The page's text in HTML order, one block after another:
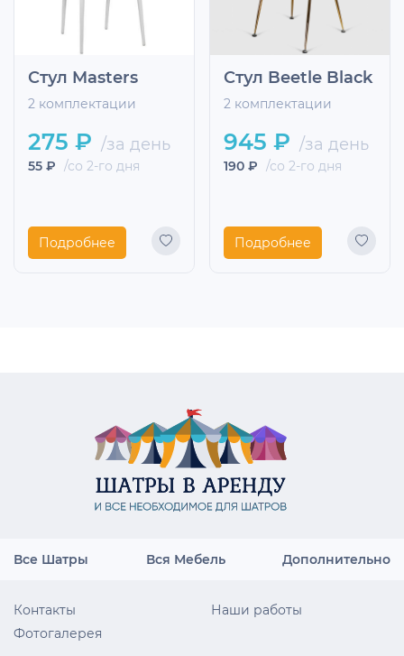
Стул Masters
2 комплектации
275 ₽ /за день
55 ₽ /со 2-го дня
Подробнее
Стул Beetle Black
2 комплектации
945 ₽ /за день
190 ₽ /со 2-го дня
Подробнее
Все Шатры Вся Мебель Дополнительно
Контакты
Наши работы
Фотогалерея